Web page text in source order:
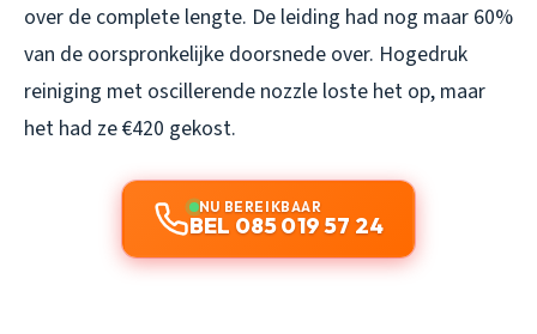
over de complete lengte. De leiding had nog maar 60%
van de oorspronkelijke doorsnede over. Hogedruk
reiniging met oscillerende nozzle loste het op, maar
het had ze €420 gekost.
NU BEREIKBAAR
BEL 085 019 57 24